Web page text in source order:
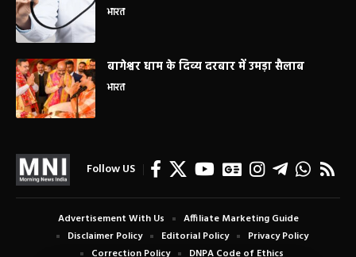
भारत
बागेश्वर धाम के दिव्य दरबार में उमड़ा सैलाब
भारत
Follow US
Advertisement With Us
Affiliate Marketing Guide
Disclaimer Policy
Editorial Policy
Privacy Policy
Correction Policy
DNPA Code of Ethics